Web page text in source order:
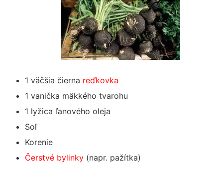
1 väčšia čierna reďkovka
1 vanička mäkkého tvarohu
1 lyžica ľanového oleja
Soľ
Korenie
Čerstvé bylinky (napr. pažítka)